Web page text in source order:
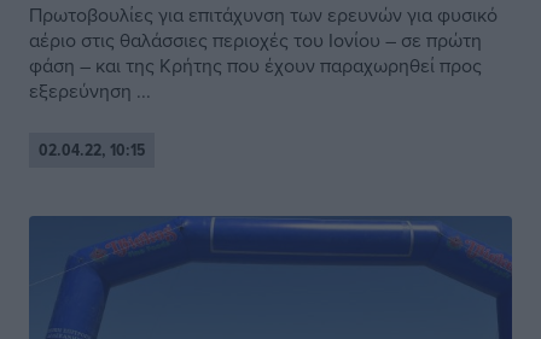
Πρωτοβουλίες για επιτάχυνση των ερευνών για φυσικό
αέριο στις θαλάσσιες περιοχές του Ιονίου – σε πρώτη
φάση – και της Κρήτης που έχουν παραχωρηθεί προς
εξερεύνηση ...
02.04.22, 10:15